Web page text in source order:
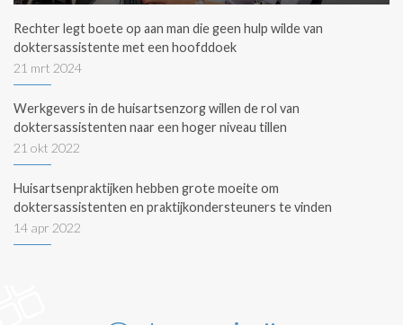
Rechter legt boete op aan man die geen hulp wilde van
doktersassistente met een hoofddoek
21 mrt 2024
Werkgevers in de huisartsenzorg willen de rol van
doktersassistenten naar een hoger niveau tillen
21 okt 2022
Huisartsenpraktijken hebben grote moeite om
doktersassistenten en praktijkondersteuners te vinden
14 apr 2022